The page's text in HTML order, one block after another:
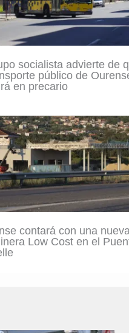
socialista advierte de
público de
en precario
contará con una
Low Cost en el